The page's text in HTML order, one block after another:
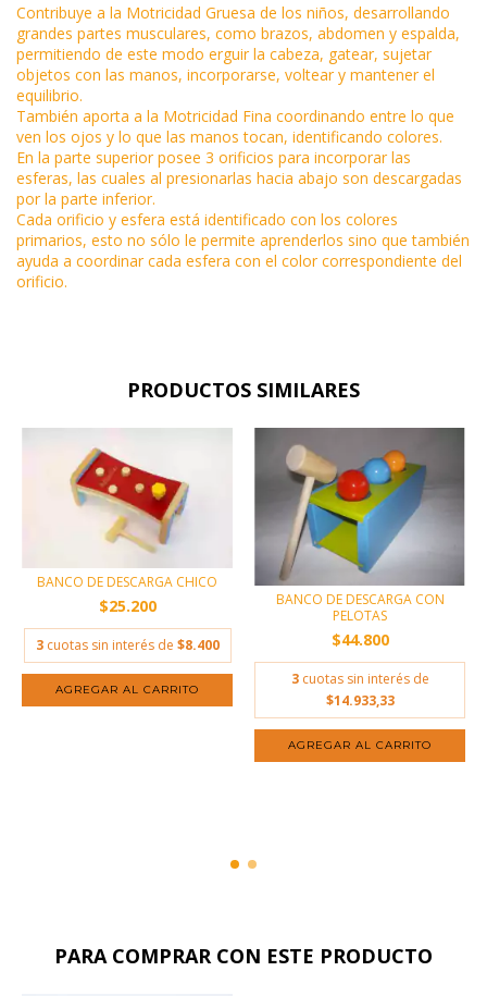
Contribuye a la Motricidad Gruesa de los niños, desarrollando
grandes partes musculares, como brazos, abdomen y espalda,
permitiendo de este modo erguir la cabeza, gatear, sujetar
objetos con las manos, incorporarse, voltear y mantener el
equilibrio.
También aporta a la Motricidad Fina coordinando entre lo que
ven los ojos y lo que las manos tocan, identificando colores.
En la parte superior posee 3 orificios para incorporar las
esferas, las cuales al presionarlas hacia abajo son descargadas
por la parte inferior.
Cada orificio y esfera está identificado con los colores
primarios, esto no sólo le permite aprenderlos sino que también
ayuda a coordinar cada esfera con el color correspondiente del
orificio.
PRODUCTOS SIMILARES
BANCO DE DESCARGA CHICO
$25.200
3 cuotas sin interés de $8.400
BANCO DE DESCARGA CON
PELOTAS
$44.800
3 cuotas sin interés de
$14.933,33
PARA COMPRAR CON ESTE PRODUCTO